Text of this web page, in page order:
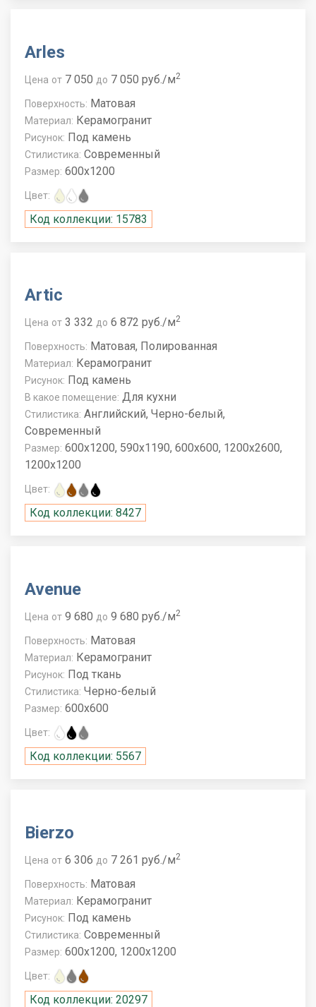
Arles
Цена от 7 050 до 7 050 руб./м2
Поверхность: Матовая
Материал: Керамогранит
Рисунок: Под камень
Стилистика: Современный
Размер: 600x1200
Цвет:
Код коллекции: 15783
Artic
Цена от 3 332 до 6 872 руб./м2
Поверхность: Матовая, Полированная
Материал: Керамогранит
Рисунок: Под камень
В какое помещение: Для кухни
Стилистика: Английский, Черно-белый,
Современный
Размер: 600x1200, 590x1190, 600x600, 1200x2600,
1200x1200
Цвет:
Код коллекции: 8427
Avenue
Цена от 9 680 до 9 680 руб./м2
Поверхность: Матовая
Материал: Керамогранит
Рисунок: Под ткань
Стилистика: Черно-белый
Размер: 600x600
Цвет:
Код коллекции: 5567
Bierzo
Цена от 6 306 до 7 261 руб./м2
Поверхность: Матовая
Материал: Керамогранит
Рисунок: Под камень
Стилистика: Современный
Размер: 600x1200, 1200x1200
Цвет:
Код коллекции: 20297